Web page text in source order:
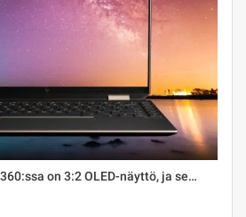
on 3:2 OLED-näyttö, ja se…